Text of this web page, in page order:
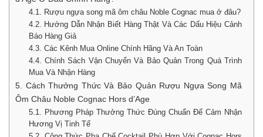
4.1. Rượu ngựa song mã ôm châu Noble Cognac mua ở đâu?
4.2. Hướng Dẫn Nhận Biết Hàng Thật Và Các Dấu Hiệu Cảnh
Báo Hàng Giả
4.3. Các Kênh Mua Online Chính Hãng Và An Toàn
4.4. Chính Sách Vận Chuyển Và Bảo Quản Trong Quá Trình
Mua Và Nhận Hàng
5. Cách Thưởng Thức Và Bảo Quản Rượu Ngựa Song Mã
Ôm Châu Noble Cognac Hors d’Age
5.1. Phương Pháp Thưởng Thức Đúng Chuẩn Để Cảm Nhận
Hương Vị Tinh Tế